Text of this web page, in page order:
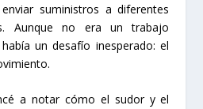
suministros a diferentes
Aunque no era un trabajo
un desafío inesperado: el
a notar cómo el sudor y el